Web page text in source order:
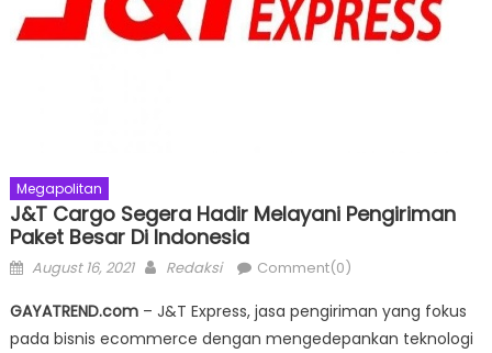
Megapolitan
J&T Cargo Segera Hadir Melayani Pengiriman
Paket Besar Di Indonesia
Posted
August 16, 2021 Author
Redaksi Comment(0)
GAYATREND.com – J&T Express, jasa pengiriman yang fokus
pada bisnis ecommerce dengan mengedepankan teknologi